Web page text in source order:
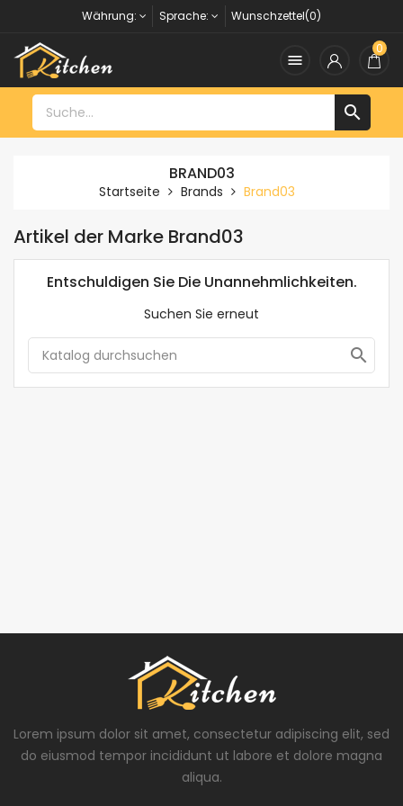
Währung: Sprache: Wunschzettel(0)

0

BRAND03
Startseite Brands Brand03
Artikel der Marke Brand03
Entschuldigen Sie Die Unannehmlichkeiten.
Suchen Sie erneut

Lorem ipsum dolor sit amet, consectetur adipiscing elit, sed
do eiusmod tempor incididunt ut labore et dolore magna
aliqua.